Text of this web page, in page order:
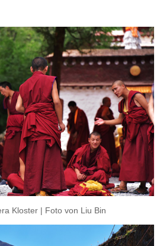
Kloster | Foto von Liu Bin